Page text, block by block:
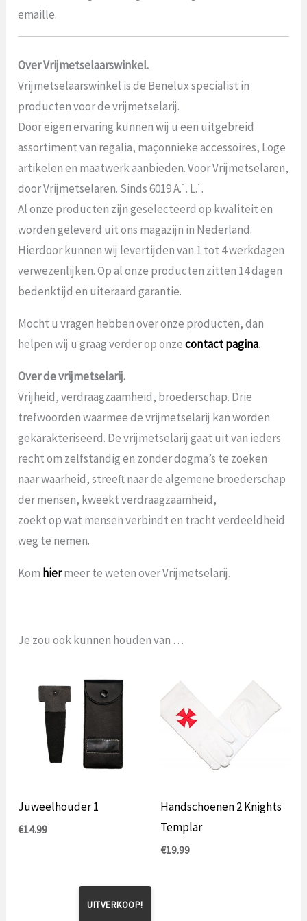
emaille.
Over Vrijmetselaarswinkel.
Vrijmetselaarswinkel is de Benelux specialist in
producten voor de vrijmetselarij.
Door eigen ervaring kunnen wij u een uitgebreid
assortiment van regalia, maçonnieke accessoires, Loge
artikelen en maatwerk aanbieden. Voor Vrijmetselaren,
door Vrijmetselaren. Sinds 6019 A.˙. L.˙.
Al onze producten zijn geselecteerd op kwaliteit en
worden geleverd uit ons magazijn in Nederland.
Hierdoor kunnen wij levertijden van 1 tot 4 werkdagen
verwezenlijken. Op al onze producten zitten 14 dagen
bedenktijd en uiteraard garantie.
Mocht u vragen hebben over onze producten, dan
helpen wij u graag verder op onzecontact pagina.
Over de vrijmetselarij.
Vrijheid, verdraagzaamheid, broederschap. Drie
trefwoorden waarmee de vrijmetselarij kan worden
gekarakteriseerd. De vrijmetselarij gaat uit van ieders
recht om zelfstandig en zonder dogma’s te zoeken
naar waarheid, streeft naar de algemene broederschap
der mensen, kweekt verdraagzaamheid,
zoekt op wat mensen verbindt en tracht verdeeldheid
weg te nemen.
Kom hiermeer te weten over Vrijmetselarij.
Je zou ook kunnen houden van …
Juweelhouder 1
€14.99
Handschoenen 2 Knights
Templar
€19.99
UITVERKOOP!